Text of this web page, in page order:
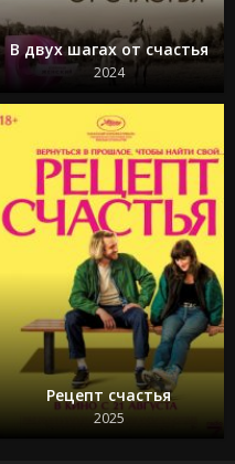
В двух шагах от счастья
2024
Рецепт счастья
2025